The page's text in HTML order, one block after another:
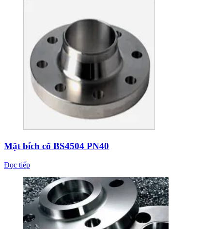
Mặt bích cổ BS4504 PN40
Đọc tiếp